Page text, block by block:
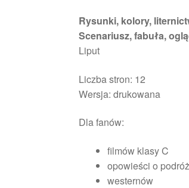
Rysunki, kolory,
Scenariusz, fabuła,
Liput
Liczba stron: 12
Wersja: drukowana
Dla fanów:
filmów klasy C
opowieści o
westernów